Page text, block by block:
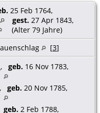
25 Feb 1764,
gest. 27 Apr 1843,
(Alter 79 Jahre)
[3]
, geb. 16 Nov 1783,
, geb. 20 Nov 1785,
geb. 2 Feb 1788,